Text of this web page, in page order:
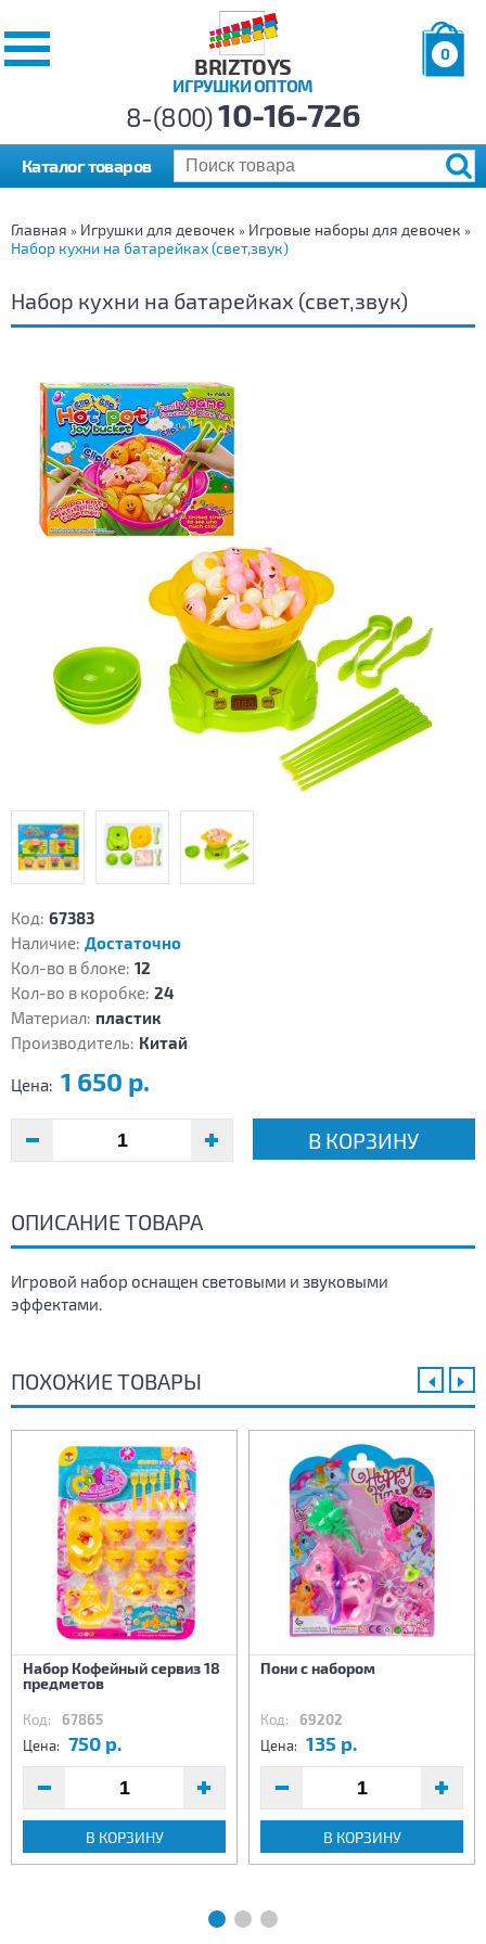
BRIZTOYS
ИГРУШКИ ОПТОМ
0
р.
8-(800)10-16-726
Каталог товаров
Главная » Игрушки для девочек » Игровые наборы для девочек »
Набор кухни на батарейках (свет,звук)
Набор кухни на батарейках (свет,звук)
Код: 67383
Наличие: Достаточно
Кол-во в блоке: 12
Кол-во в коробке: 24
Материал: пластик
Производитель: Китай
Цена: 1 650 р.
В КОРЗИНУ
ОПИСАНИЕ ТОВАРА
Игровой набор оснащен световыми и звуковыми
эффектами.
ПОХОЖИЕ ТОВАРЫ
Набор Кофейный сервиз 18
предметов
Код: 67865
Цена: 750 р.
В КОРЗИНУ
Пони с набором
Код: 69202
Цена: 135 р.
В КОРЗИНУ